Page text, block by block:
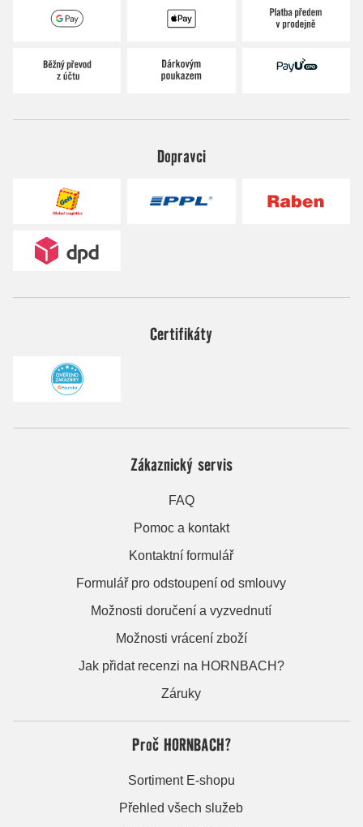
Dopravci
Certifikáty
Zákaznický servis
FAQ
Pomoc a kontakt
Kontaktní formulář
Formulář pro odstoupení od smlouvy
Možnosti doručení a vyzvednutí
Možnosti vrácení zboží
Jak přidat recenzi na HORNBACH?
Záruky
Proč HORNBACH?
Sortiment E-shopu
Přehled všech služeb